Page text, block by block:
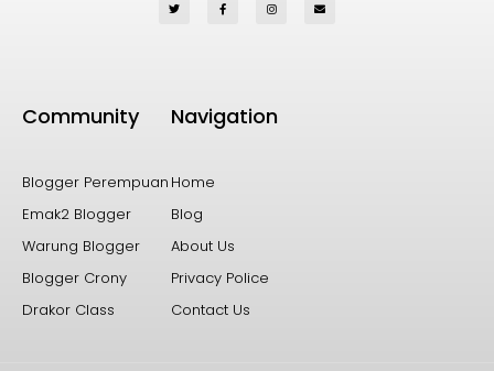
Community
Blogger Perempuan
Emak2 Blogger
Warung Blogger
Blogger Crony
Drakor Class
Navigation
Home
Blog
About Us
Privacy Police
Contact Us